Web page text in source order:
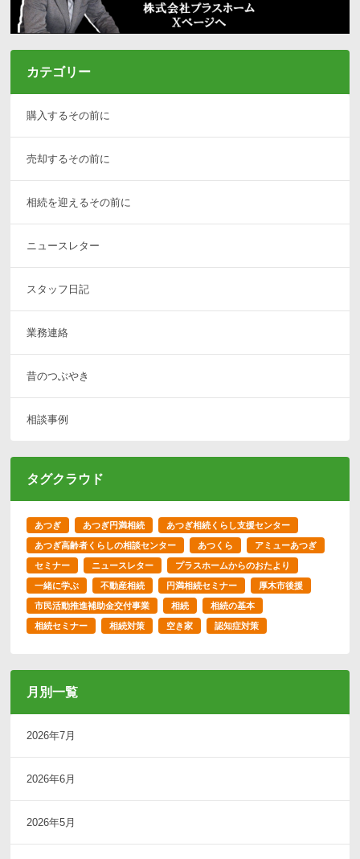
カテゴリー
購入するその前に
売却するその前に
相続を迎えるその前に
ニュースレター
スタッフ日記
業務連絡
昔のつぶやき
相談事例
タグクラウド
あつぎ あつぎ円満相続 あつぎ相続くらし支援センター
あつぎ高齢者くらしの相談センター あつくら アミューあつぎ
セミナー ニュースレター プラスホームからのおたより
一緒に学ぶ 不動産相続 円満相続セミナー 厚木市後援
市民活動推進補助金交付事業 相続 相続の基本
相続セミナー 相続対策 空き家 認知症対策
月別一覧
2026年7月
2026年6月
2026年5月